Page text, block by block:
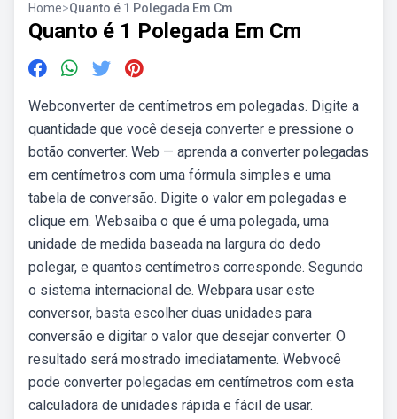
Home>Quanto é 1 Polegada Em Cm
Quanto é 1 Polegada Em Cm
Webconverter de centímetros em polegadas. Digite a
quantidade que você deseja converter e pressione o
botão converter. Web — aprenda a converter polegadas
em centímetros com uma fórmula simples e uma
tabela de conversão. Digite o valor em polegadas e
clique em. Websaiba o que é uma polegada, uma
unidade de medida baseada na largura do dedo
polegar, e quantos centímetros corresponde. Segundo
o sistema internacional de. Webpara usar este
conversor, basta escolher duas unidades para
conversão e digitar o valor que desejar converter. O
resultado será mostrado imediatamente. Webvocê
pode converter polegadas em centímetros com esta
calculadora de unidades rápida e fácil de usar.